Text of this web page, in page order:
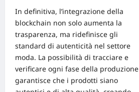
In definitiva, l’integrazione della
blockchain non solo aumenta la
trasparenza, ma ridefinisce gli
standard di autenticità nel settore
moda. La possibilità di tracciare e
verificare ogni fase della produzione
garantisce che i prodotti siano